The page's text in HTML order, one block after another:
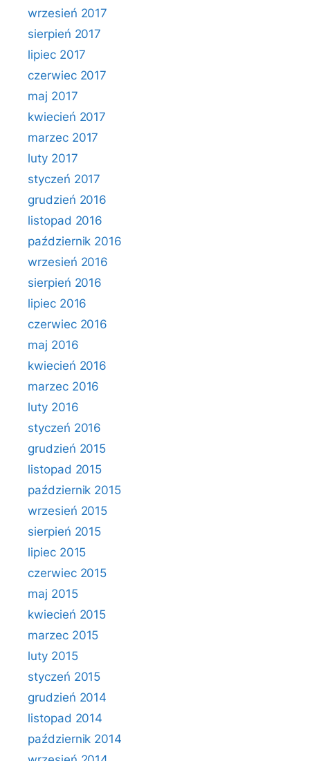
wrzesień 2017
sierpień 2017
lipiec 2017
czerwiec 2017
maj 2017
kwiecień 2017
marzec 2017
luty 2017
styczeń 2017
grudzień 2016
listopad 2016
październik 2016
wrzesień 2016
sierpień 2016
lipiec 2016
czerwiec 2016
maj 2016
kwiecień 2016
marzec 2016
luty 2016
styczeń 2016
grudzień 2015
listopad 2015
październik 2015
wrzesień 2015
sierpień 2015
lipiec 2015
czerwiec 2015
maj 2015
kwiecień 2015
marzec 2015
luty 2015
styczeń 2015
grudzień 2014
listopad 2014
październik 2014